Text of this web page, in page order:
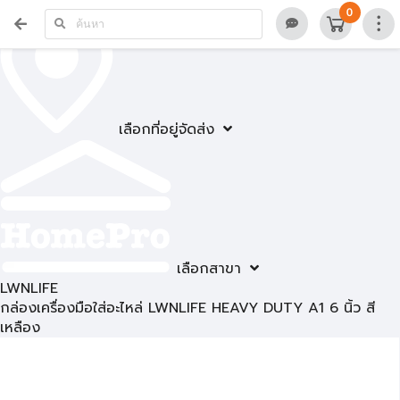
เลือกที่อยู่จัดส่ง
เลือกสาขา
0
LWNLIFE
กล่องเครื่องมือใส่อะไหล่ LWNLIFE HEAVY DUTY A1 6 นิ้ว สี
เหลือง